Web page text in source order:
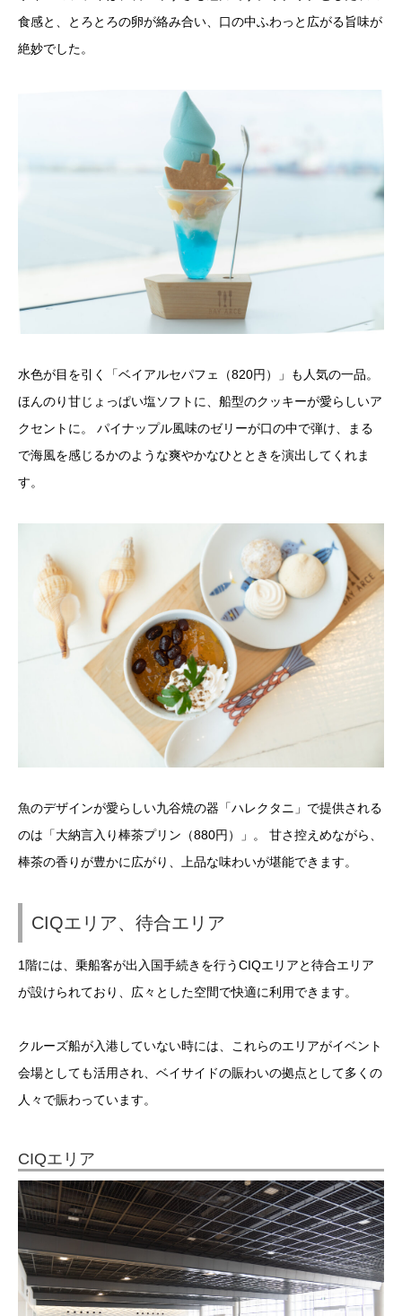
食感と、とろとろの卵が絡み合い、口の中ふわっと広がる旨味が
絶妙でした。
水色が目を引く「ベイアルセパフェ（820円）」も人気の一品。
ほんのり甘じょっぱい塩ソフトに、船型のクッキーが愛らしいア
クセントに。 パイナップル風味のゼリーが口の中で弾け、まる
で海風を感じるかのような爽やかなひとときを演出してくれま
す。
魚のデザインが愛らしい九谷焼の器「ハレクタニ」で提供される
のは「大納言入り棒茶プリン（880円）」。 甘さ控えめながら、
棒茶の香りが豊かに広がり、上品な味わいが堪能できます。
CIQエリア、待合エリア
1階には、乗船客が出入国手続きを行うCIQエリアと待合エリア
が設けられており、広々とした空間で快適に利用できます。
クルーズ船が入港していない時には、これらのエリアがイベント
会場としても活用され、ベイサイドの賑わいの拠点として多くの
人々で賑わっています。
CIQエリア